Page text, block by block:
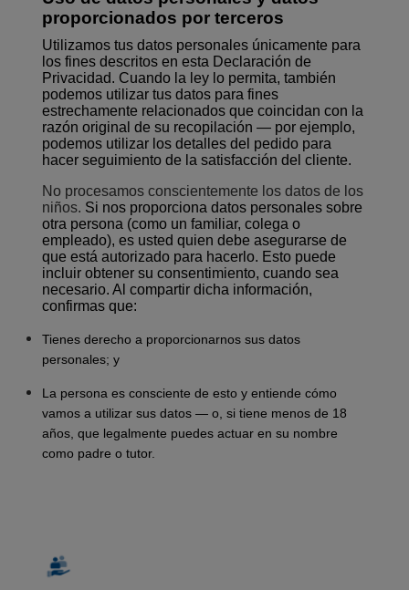
proporcionados por terceros
Utilizamos tus datos personales únicamente para
los fines descritos en esta Declaración de
Privacidad. Cuando la ley lo permita, también
podemos utilizar tus datos para fines
estrechamente relacionados que coincidan con la
razón original de su recopilación — por ejemplo,
podemos utilizar los detalles del pedido para
hacer seguimiento de la satisfacción del cliente.
No procesamos conscientemente los datos de los
niños. Si nos proporciona datos personales sobre
otra persona (como un familiar, colega o
empleado), es usted quien debe asegurarse de
que está autorizado para hacerlo. Esto puede
incluir obtener su consentimiento, cuando sea
necesario. Al compartir dicha información,
confirmas que:
Tienes derecho a proporcionarnos sus datos
personales; y
La persona es consciente de esto y entiende cómo
vamos a utilizar sus datos — o, si tiene menos de 18
años, que legalmente puedes actuar en su nombre
como padre o tutor.